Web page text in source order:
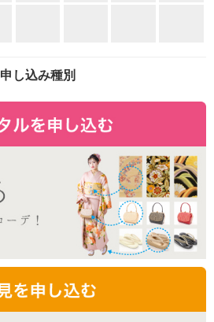
申し込み種別